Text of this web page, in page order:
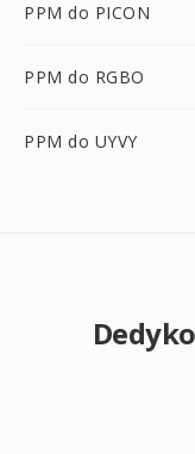
PPM do PICON
PPM do RGBO
PPM do UYVY